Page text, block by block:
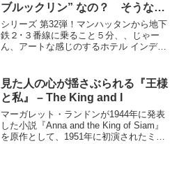
ブルックリン” なの？ そうなの
Hotel Indigo -Brooklyn New
York
シリーズ 第32弾！マンハッタンから地下
鉄２･３番線に乗ること５分、、じゃー
ん、アートな感じのするホテル インディ
ので、ロビーに入った瞬間、ちょっとび
っくり。ビルの入...
見た人の心が揺さぶられる『王様
と私』 – The King and I
マーガレット・ランドンが1944年に発表
した小説『Anna and the King of Siam』
を原作として、1951年に初演されたミュ